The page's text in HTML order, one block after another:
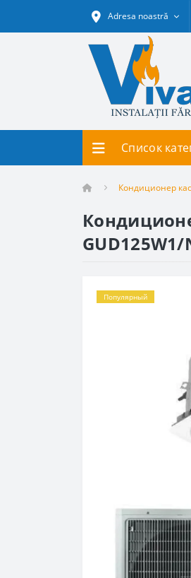
Adresa noastră
Список
Кондиционер
Популярный